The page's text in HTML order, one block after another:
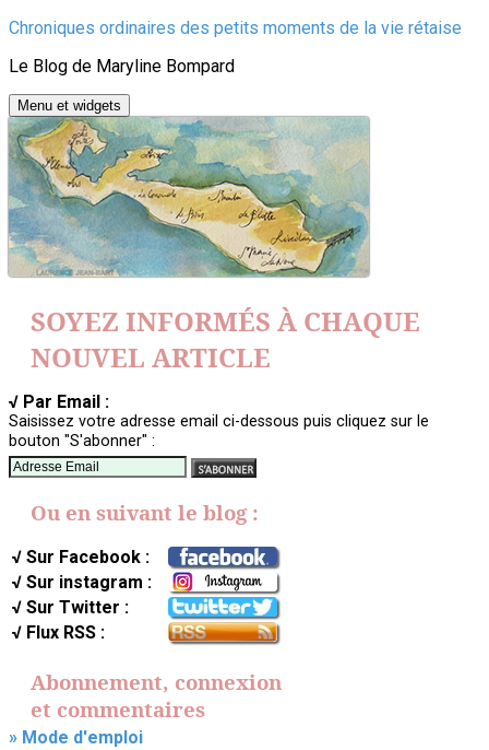
Aller
contenu
Chroniques ordinaires des petits moments de la vie rétaise
Le Blog de Maryline Bompard
Menu et widgets
SOYEZ INFORMÉS À CHAQUE
NOUVEL ARTICLE
√ Par Email :
Saisissez votre adresse email ci-dessous puis cliquez sur le
bouton "S'abonner" :
Ou en suivant le blog :
√ Sur Facebook :
√ Sur instagram :
√ Sur Twitter :
√ Flux RSS :
Abonnement, connexion
et commentaires
» Mode d'emploi